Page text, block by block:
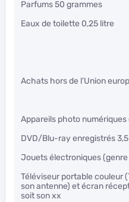
Parfums 50 grammes
Eaux de toilette 0,25 litre
Achats hors de l’Union
Appareils photo numériques
DVD/Blu-ray enregistrés 3,5
Jouets électroniques (genre
Téléviseur portable couleur
son antenne) et écran
soit son xx